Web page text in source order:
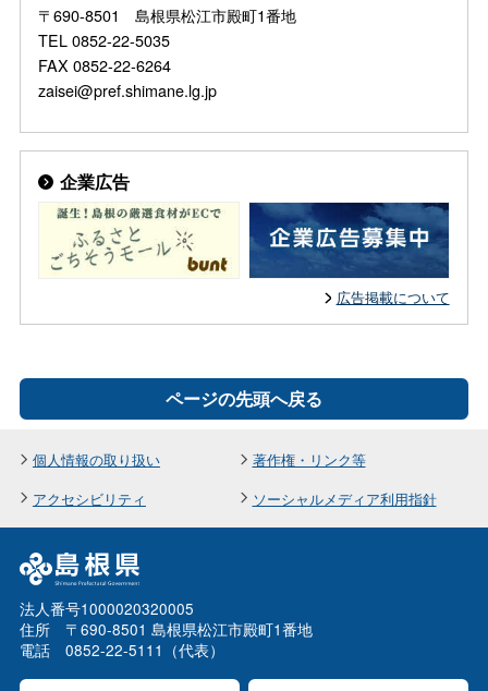
〒690-8501 島根県松江市殿町1番地
TEL 0852-22-5035
FAX 0852-22-6264
zaisei@pref.shimane.lg.jp
企業広告
広告掲載について
ページの先頭へ戻る
個人情報の取り扱い
著作権・リンク等
アクセシビリティ
ソーシャルメディア利用指針
法人番号1000020320005
住所 〒690-8501 島根県松江市殿町1番地
電話 0852-22-5111（代表）